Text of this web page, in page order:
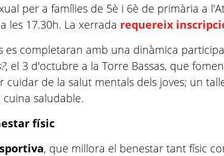
per a famílies de 5è i 6è de primària a
les 17.30h. La xerrada requereix
es completaran amb una dinàmica
, el 3 d'octubre a la Torre Bassas, que
cuidar de la salut mentals dels joves; un
saludable.
físic
, que millora el benestar tant físic